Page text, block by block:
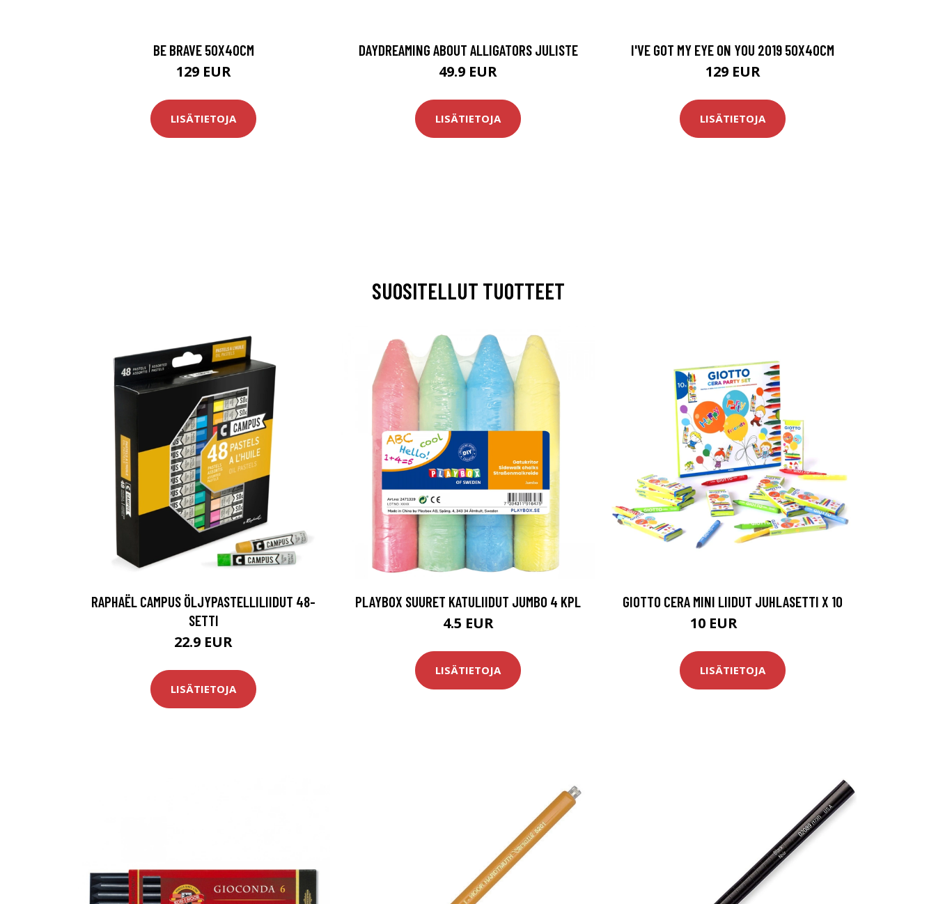
BE BRAVE 50X40CM
129 EUR
LISÄTIETOJA
DAYDREAMING ABOUT ALLIGATORS JULISTE
49.9 EUR
LISÄTIETOJA
I'VE GOT MY EYE ON YOU 2019 50X40CM
129 EUR
LISÄTIETOJA
SUOSITELLUT TUOTTEET
RAPHAËL CAMPUS ÖLJYPASTELLILIIDUT 48-
SETTI
22.9 EUR
LISÄTIETOJA
PLAYBOX SUURET KATULIIDUT JUMBO 4 KPL
4.5 EUR
LISÄTIETOJA
GIOTTO CERA MINI LIIDUT JUHLASETTI X 10
10 EUR
LISÄTIETOJA